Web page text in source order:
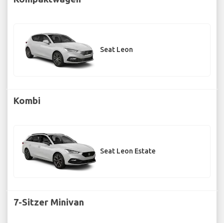
Seat Leon
Kombi
Seat Leon Estate
7-Sitzer Minivan